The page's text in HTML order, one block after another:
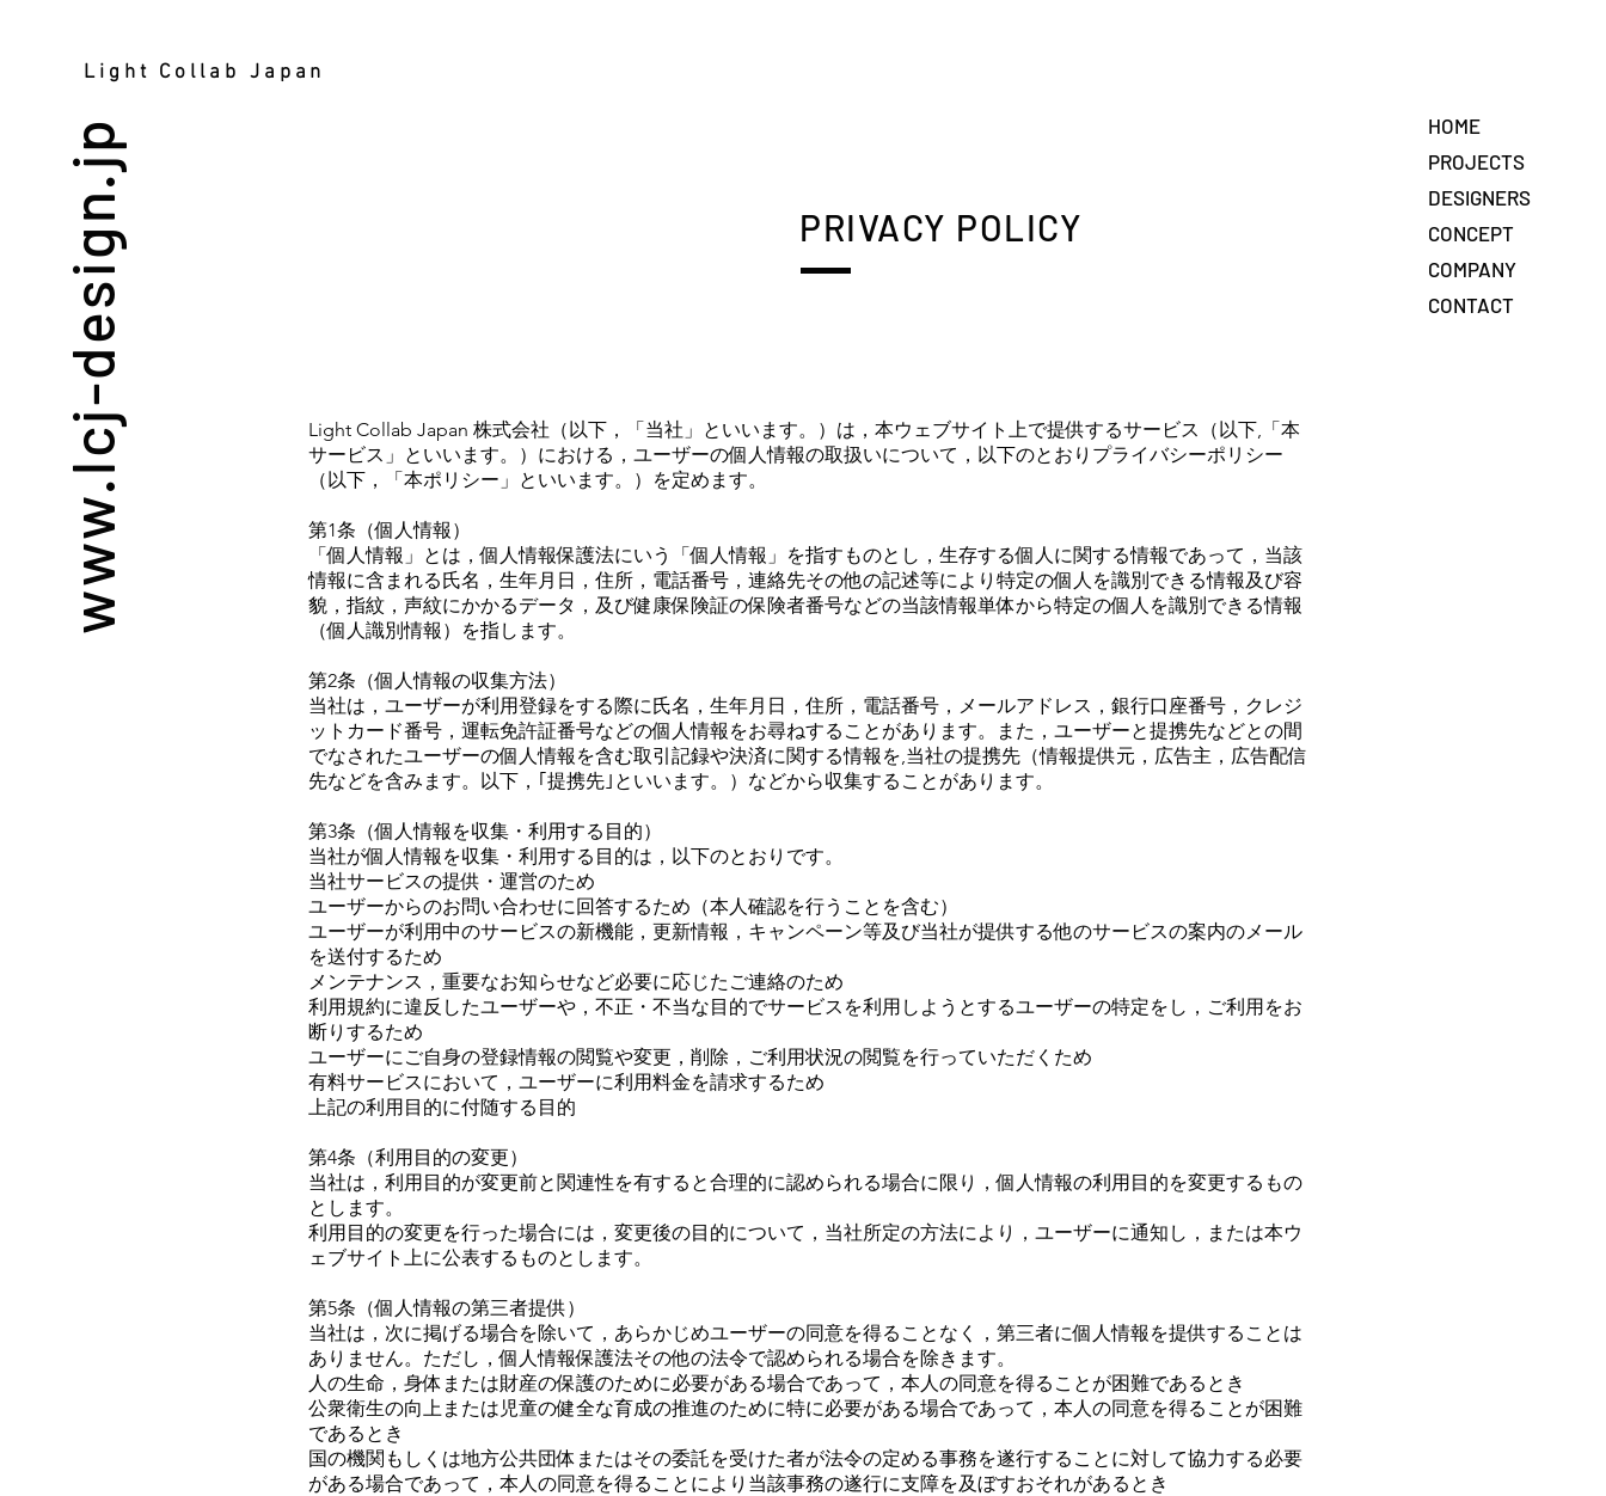
www.lcj-design.jp
HOME
PROJECTS
DESIGNERS
CONCEPT
COMPANY
CONTACT
Light Collab Japan
PRIVACY POLICY
Light Collab Japan 株式会社（以下，「当社」といいます。）は，本ウェブサイト上で提供するサービス（以下,「本
サービス」といいます。）における，ユーザーの個人情報の取扱いについて，以下のとおりプライバシーポリシー
（以下，「本ポリシー」といいます。）を定めます。
第1条（個人情報）
「個人情報」とは，個人情報保護法にいう「個人情報」を指すものとし，生存する個人に関する情報であって，当該
情報に含まれる氏名，生年月日，住所，電話番号，連絡先その他の記述等により特定の個人を識別できる情報及び容
貌，指紋，声紋にかかるデータ，及び健康保険証の保険者番号などの当該情報単体から特定の個人を識別できる情報
（個人識別情報）を指します。
第2条（個人情報の収集方法）
当社は，ユーザーが利用登録をする際に氏名，生年月日，住所，電話番号，メールアドレス，銀行口座番号，クレジ
ットカード番号，運転免許証番号などの個人情報をお尋ねすることがあります。また，ユーザーと提携先などとの間
でなされたユーザーの個人情報を含む取引記録や決済に関する情報を,当社の提携先（情報提供元，広告主，広告配信
先などを含みます。以下，｢提携先｣といいます。）などから収集することがあります。
第3条（個人情報を収集・利用する目的）
当社が個人情報を収集・利用する目的は，以下のとおりです。
当社サービスの提供・運営のため
ユーザーからのお問い合わせに回答するため（本人確認を行うことを含む）
ユーザーが利用中のサービスの新機能，更新情報，キャンペーン等及び当社が提供する他のサービスの案内のメール
を送付するため
メンテナンス，重要なお知らせなど必要に応じたご連絡のため
利用規約に違反したユーザーや，不正・不当な目的でサービスを利用しようとするユーザーの特定をし，ご利用をお
断りするため
ユーザーにご自身の登録情報の閲覧や変更，削除，ご利用状況の閲覧を行っていただくため
有料サービスにおいて，ユーザーに利用料金を請求するため
上記の利用目的に付随する目的
第4条（利用目的の変更）
当社は，利用目的が変更前と関連性を有すると合理的に認められる場合に限り，個人情報の利用目的を変更するもの
とします。
利用目的の変更を行った場合には，変更後の目的について，当社所定の方法により，ユーザーに通知し，または本ウ
ェブサイト上に公表するものとします。
第5条（個人情報の第三者提供）
当社は，次に掲げる場合を除いて，あらかじめユーザーの同意を得ることなく，第三者に個人情報を提供することは
ありません。ただし，個人情報保護法その他の法令で認められる場合を除きます。
人の生命，身体または財産の保護のために必要がある場合であって，本人の同意を得ることが困難であるとき
公衆衛生の向上または児童の健全な育成の推進のために特に必要がある場合であって，本人の同意を得ることが困難
であるとき
国の機関もしくは地方公共団体またはその委託を受けた者が法令の定める事務を遂行することに対して協力する必要
がある場合であって，本人の同意を得ることにより当該事務の遂行に支障を及ぼすおそれがあるとき